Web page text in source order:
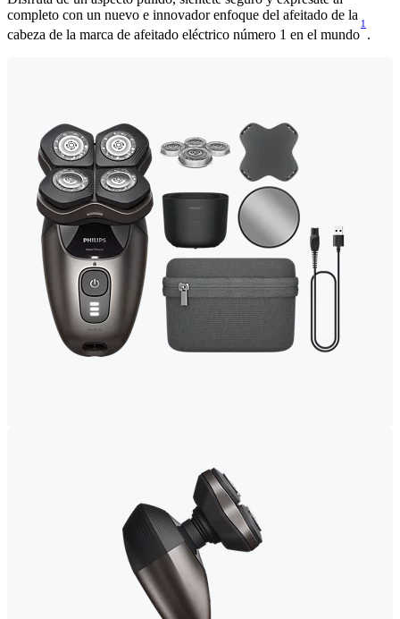
completo con un nuevo e innovador enfoque del afeitado de la
cabeza de la marca de afeitado eléctrico número 1 en el mundo
1
.